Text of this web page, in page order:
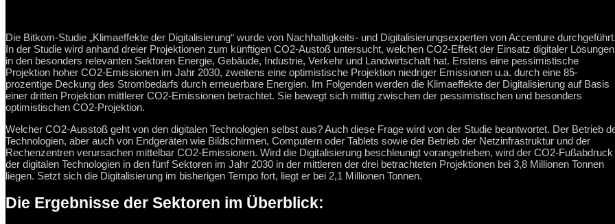
Die Bitkom-Studie „Klimaeffekte der Digitalisierung“ wurde von Nachhaltigkeits- und Digitalisierungsexperten von Accenture
In der Studie wird anhand dreier Projektionen zum künftigen CO2-Austoß untersucht, welchen CO2-Effekt der Einsatz digitaler Lösungen
in den besonders relevanten Sektoren Energie, Gebäude, Industrie, Verkehr und Landwirtschaft hat. Erstens eine pessimistische
Projektion hoher CO2-Emissionen im Jahr 2030, zweitens eine optimistische Projektion niedriger Emissionen u.a. durch eine 85-
prozentige Deckung des Strombedarfs durch erneuerbare Energien. Im Folgenden werden die Klimaeffekte der Digitalisierung auf Basis
einer dritten Projektion mittlerer CO2-Emissionen betrachtet. Sie bewegt sich mittig zwischen der pessimistischen und besonders
optimistischen CO2-Projektion.
Welcher CO2-Ausstoß geht von den digitalen Technologien selbst aus? Auch diese Frage wird von der Studie beantwortet. Der Betrieb
Technologien, aber auch von Endgeräten wie Bildschirmen, Computern oder Tablets sowie der Betrieb der Netzinfrastruktur und der
Rechenzentren verursachen mittelbar CO2-Emissionen. Wird die Digitalisierung beschleunigt vorangetrieben, wird der CO2-Fußabdruck
der digitalen Technologien in den fünf Sektoren im Jahr 2030 in der mittleren der drei betrachteten Projektionen bei 3,8 Millionen Tonnen
liegen. Setzt sich die Digitalisierung im bisherigen Tempo fort, liegt er bei 2,1 Millionen Tonnen.
Die Ergebnisse der Sektoren im Überblick: